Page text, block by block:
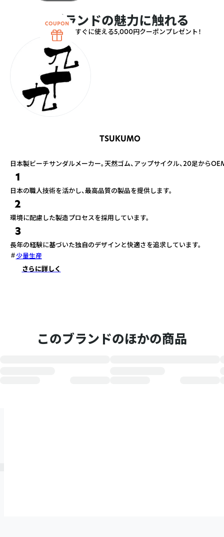
ブランドの魅力に触れる
TSUKUMO
日本製ビーチサンダルメーカー。天然ゴム、アップサイクル、20足から
1
日本の職人技術を活かし、最高品質の製品を提供します。
2
環境に配慮した製造プロセスを採用しています。
3
長年の経験に基づいた独自のデザインと快適さを追求しています。
少量生産
さらに詳しく
このブランドのほかの商品
すぐに使える5,000円クーポンプレゼント！